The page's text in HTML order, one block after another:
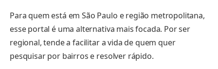
Para quem está em São Paulo e região metropolitana,
esse portal é uma alternativa mais focada. Por ser
regional, tende a facilitar a vida de quem quer
pesquisar por bairros e resolver rápido.